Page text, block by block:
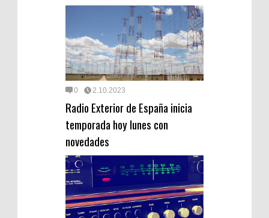
0 2.10.2023
Radio Exterior de España inicia
temporada hoy lunes con
novedades